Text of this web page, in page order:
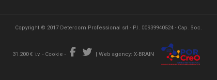
Copyright © 2017 Detercom Professional srl - P.I. 00939940524 - Cap. Soc.
31.200 € i.v. - Cookie - | Web agency: X-BRAIN